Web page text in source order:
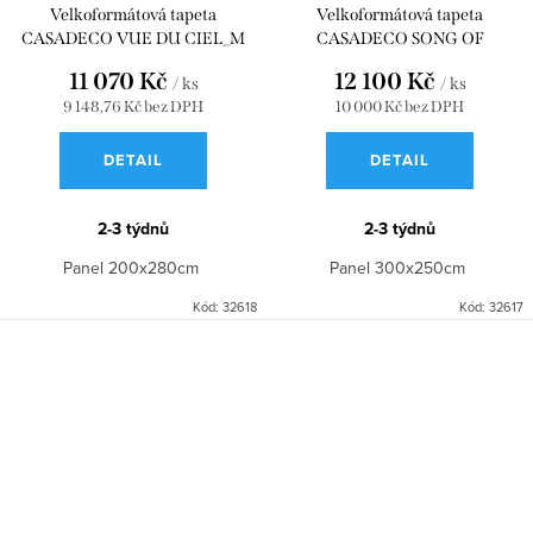
Velkoformátová tapeta
CASADECO VUE DU CIEL_M
WDWD200097603
9 148,76 Kč bez DPH
11 070 Kč / ks
DETAIL
2-3 týdnů
Panel 200x280cm
Kód: 32618
Velkoformátová tapeta
CASADECO SONG OF
300x250 WDWD200007507
10 000 Kč bez DPH
12 100 Kč / ks
DETAIL
2-3 týdnů
Panel 300x250cm
Kód: 32617